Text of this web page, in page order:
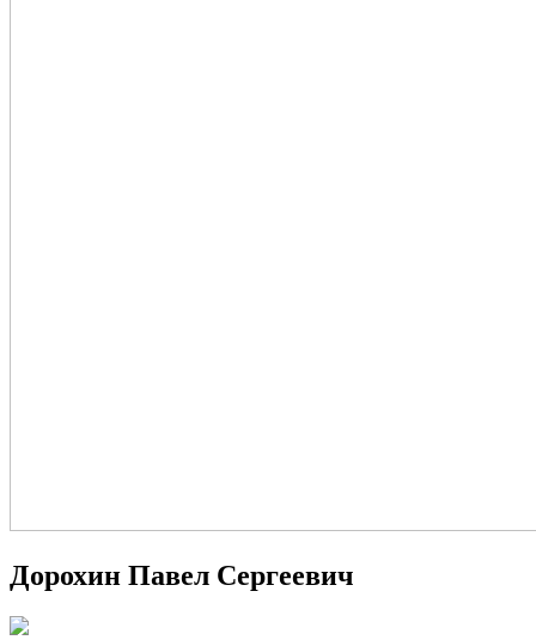
Дорохин Павел Сергеевич